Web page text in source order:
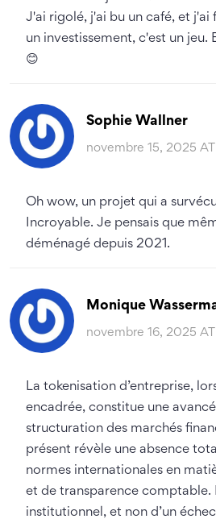
J'ai rigolé, j'ai bu un café, et j'ai
un investissement, c'est un jeu.
😊
Sophie Wallner
novembre 15, 2025 AT
Oh wow, un projet qui a
Incroyable. Je pensais que
déménagé depuis 2021.
Monique
novembre 16, 2025 AT
La tokenisation d’entreprise,
encadrée, constitue une
structuration des marchés
présent révèle une absence
normes internationales en
et de transparence comptable.
institutionnel, et non d’un